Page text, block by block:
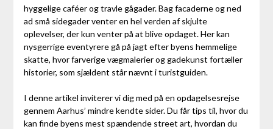
hyggelige caféer og travle gågader. Bag facaderne og ned
ad små sidegader venter en hel verden af skjulte
oplevelser, der kun venter på at blive opdaget. Her kan
nysgerrige eventyrere gå på jagt efter byens hemmelige
skatte, hvor farverige vægmalerier og gadekunst fortæller
historier, som sjældent står nævnt i turistguiden.
I denne artikel inviterer vi dig med på en opdagelsesrejse
gennem Aarhus’ mindre kendte sider. Du får tips til, hvor du
kan finde byens mest spændende street art, hvordan du